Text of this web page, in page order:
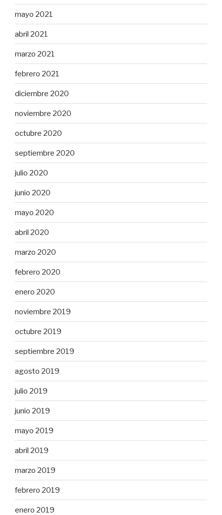
mayo 2021
abril 2021
marzo 2021
febrero 2021
diciembre 2020
noviembre 2020
octubre 2020
septiembre 2020
julio 2020
junio 2020
mayo 2020
abril 2020
marzo 2020
febrero 2020
enero 2020
noviembre 2019
octubre 2019
septiembre 2019
agosto 2019
julio 2019
junio 2019
mayo 2019
abril 2019
marzo 2019
febrero 2019
enero 2019